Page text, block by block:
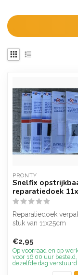
PRONTY
Snelfix
reparatiedoek
Reparatiedoek
stuk van 11x25cm
ontvang 5% kor...
€2,95
Op voorraad en op
voor 16.00 uur besteld,
dezelfde dag verstuurd